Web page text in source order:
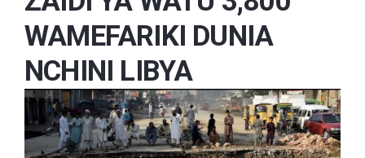
WAMEFARIKI DUNIA
NCHINI LIBYA